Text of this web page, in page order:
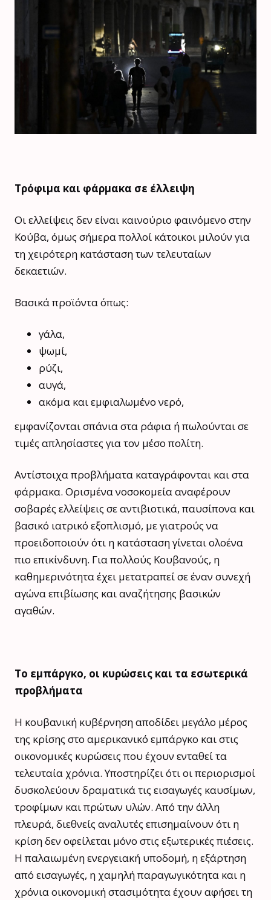
Τρόφιμα και φάρμακα σε έλλειψη
Οι ελλείψεις δεν είναι καινούριο φαινόμενο στην
Κούβα, όμως σήμερα πολλοί κάτοικοι μιλούν για
τη χειρότερη κατάσταση των τελευταίων
δεκαετιών.
Βασικά προϊόντα όπως:
γάλα,
ψωμί,
ρύζι,
αυγά,
ακόμα και εμφιαλωμένο νερό,
εμφανίζονται σπάνια στα ράφια ή πωλούνται σε
τιμές απλησίαστες για τον μέσο πολίτη.
Αντίστοιχα προβλήματα καταγράφονται και στα
φάρμακα. Ορισμένα νοσοκομεία αναφέρουν
σοβαρές ελλείψεις σε αντιβιοτικά, παυσίπονα και
βασικό ιατρικό εξοπλισμό, με γιατρούς να
προειδοποιούν ότι η κατάσταση γίνεται ολοένα
πιο επικίνδυνη. Για πολλούς Κουβανούς, η
καθημερινότητα έχει μετατραπεί σε έναν συνεχή
αγώνα επιβίωσης και αναζήτησης βασικών
αγαθών.
Το εμπάργκο, οι κυρώσεις και τα εσωτερικά
προβλήματα
Η κουβανική κυβέρνηση αποδίδει μεγάλο μέρος
της κρίσης στο αμερικανικό εμπάργκο και στις
οικονομικές κυρώσεις που έχουν ενταθεί τα
τελευταία χρόνια. Υποστηρίζει ότι οι περιορισμοί
δυσκολεύουν δραματικά τις εισαγωγές καυσίμων,
τροφίμων και πρώτων υλών. Από την άλλη
πλευρά, διεθνείς αναλυτές επισημαίνουν ότι η
κρίση δεν οφείλεται μόνο στις εξωτερικές πιέσεις.
Η παλαιωμένη ενεργειακή υποδομή, η εξάρτηση
από εισαγωγές, η χαμηλή παραγωγικότητα και η
χρόνια οικονομική στασιμότητα έχουν αφήσει τη